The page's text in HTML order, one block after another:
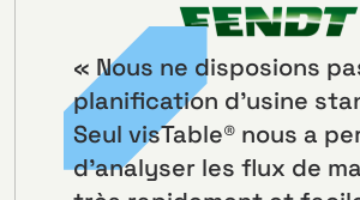
« Nous ne disposions
planification d’usine
Seul visTable® nous a
d’analyser les flux de